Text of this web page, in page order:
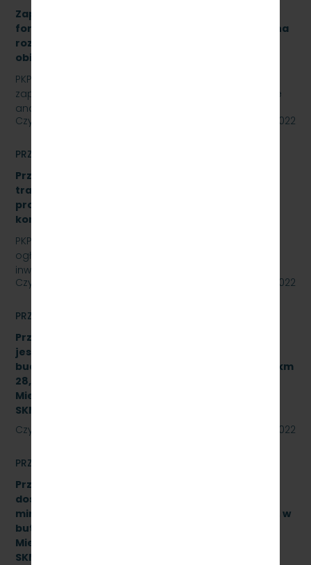
Zapytanie ofertowe na opracowanie analizy
formalno-prawnej wraz z koncepcją techniczną na
rozbudowę i modernizację kanalizacji sanitarnej
obiektu A-13 na stacji Gdynia Cisowa Postojowa.
PKP Szybka Kolej Miejska w Trójmieście Sp. z o.o.
zaprasza do złożenia oferty cenowej na opracowanie
analizy formalno-prawnej wraz z koncepcją…
Czytaj dalej
15 lipca 2022
PRZETARGI
Przetarg nieograniczony: „Modernizacja sieci
trakcyjnej – sporządzenie dokumentacji
projektowej oraz przebudowa istniejących
konstrukcji wsporczych, znak: SKMMU.086.30.22.
PKP SZYBKA KOLEJ MIEJSKA W TRÓJMIEŚCIE Sp. z o.o.
ogłasza przetarg nieograniczony dla zadania
inwestycyjnego na sieci trakcyjnej PKP Szybka Kolej…
Czytaj dalej
14 lipca 2022
PRZETARGI
Przetarg nieograniczony, którego przedmiotem
jest wykonanie robót budowlanych związanych z
budową przystanku służbowego w torze nr 502 w km
28,950 linii kolejowej nr 250 dla PKP Szybka Kolej
Miejska w Trójmieście Sp. z o.o. [sprawa:
SKMMU.086.37.22]
Czytaj dalej
11 lipca 2022
PRZETARGI
Przetarg nieograniczony na zakup i sukcesywne
dostawy naturalnej wody pitnej (źródlanej lub
mineralnej – nisko lub średnio zmineralizowanej), w
butelkach bezzwrotnych dla PKP Szybka Kolej
Miejska w Trójmieście Sp. z o.o., znak sprawy:
SKMMU.086.21.22